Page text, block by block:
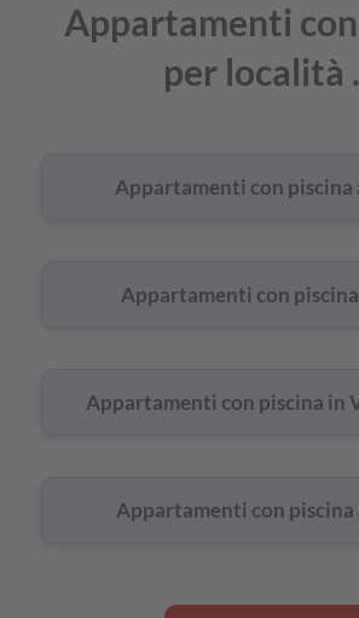
Appartamenti
per località
Appartamenti con piscina
Appartamenti con piscina
Appartamenti con piscina in
Appartamenti con piscina